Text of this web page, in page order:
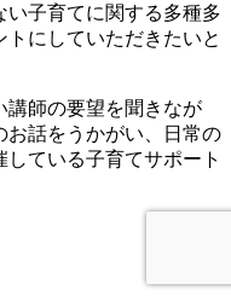
子育てに関する多種多
にしていただきたいと
講師の要望を聞きなが
お話をうかがい、日常の
ている子育てサポート